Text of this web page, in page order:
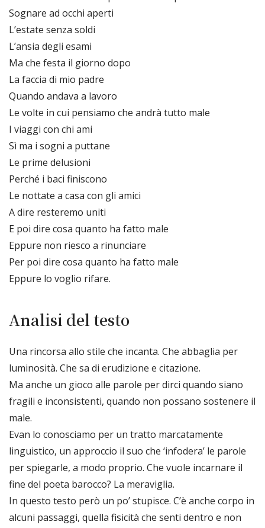
Sognare ad occhi aperti
L’estate senza soldi
L’ansia degli esami
Ma che festa il giorno dopo
La faccia di mio padre
Quando andava a lavoro
Le volte in cui pensiamo che andrà tutto male
I viaggi con chi ami
Sì ma i sogni a puttane
Le prime delusioni
Perché i baci finiscono
Le nottate a casa con gli amici
A dire resteremo uniti
E poi dire cosa quanto ha fatto male
Eppure non riesco a rinunciare
Per poi dire cosa quanto ha fatto male
Eppure lo voglio rifare.
Analisi del testo
Una rincorsa allo stile che incanta. Che abbaglia per
luminosità. Che sa di erudizione e citazione.
Ma anche un gioco alle parole per dirci quando siano
fragili e inconsistenti, quando non possano sostenere il
male.
Evan lo conosciamo per un tratto marcatamente
linguistico, un approccio il suo che ‘infodera’ le parole
per spiegarle, a modo proprio. Che vuole incarnare il
fine del poeta barocco? La meraviglia.
In questo testo però un po’ stupisce. C’è anche corpo in
alcuni passaggi, quella fisicità che senti dentro e non